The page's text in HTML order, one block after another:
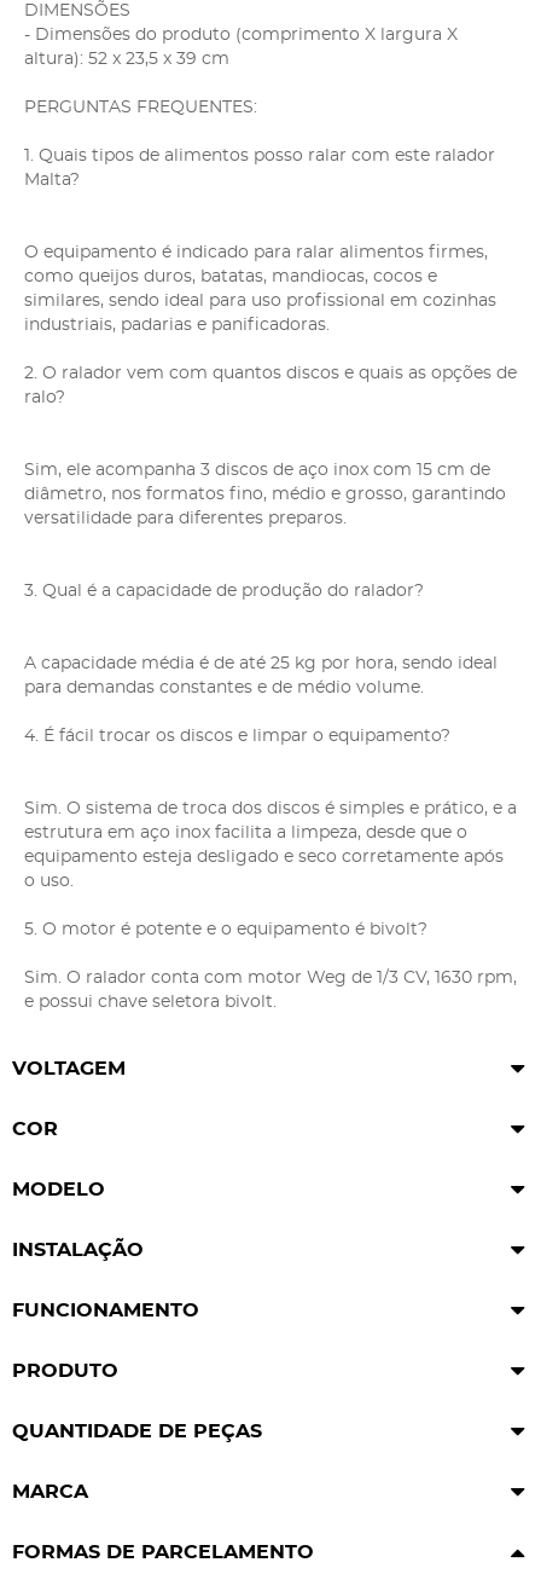
DIMENSÕES
- Dimensões do produto (comprimento X largura X
altura): 52 x 23,5 x 39 cm
PERGUNTAS FREQUENTES:
1. Quais tipos de alimentos posso ralar com este ralador
Malta?
O equipamento é indicado para ralar alimentos firmes,
como queijos duros, batatas, mandiocas, cocos e
similares, sendo ideal para uso profissional em cozinhas
industriais, padarias e panificadoras.
2. O ralador vem com quantos discos e quais as opções de
ralo?
Sim, ele acompanha 3 discos de aço inox com 15 cm de
diâmetro, nos formatos fino, médio e grosso, garantindo
versatilidade para diferentes preparos.
3. Qual é a capacidade de produção do ralador?
A capacidade média é de até 25 kg por hora, sendo ideal
para demandas constantes e de médio volume.
4. É fácil trocar os discos e limpar o equipamento?
Sim. O sistema de troca dos discos é simples e prático, e a
estrutura em aço inox facilita a limpeza, desde que o
equipamento esteja desligado e seco corretamente após
o uso.
5. O motor é potente e o equipamento é bivolt?
Sim. O ralador conta com motor Weg de 1/3 CV, 1630 rpm,
e possui chave seletora bivolt.
VOLTAGEM
COR
MODELO
INSTALAÇÃO
FUNCIONAMENTO
PRODUTO
QUANTIDADE DE PEÇAS
MARCA
FORMAS DE PARCELAMENTO